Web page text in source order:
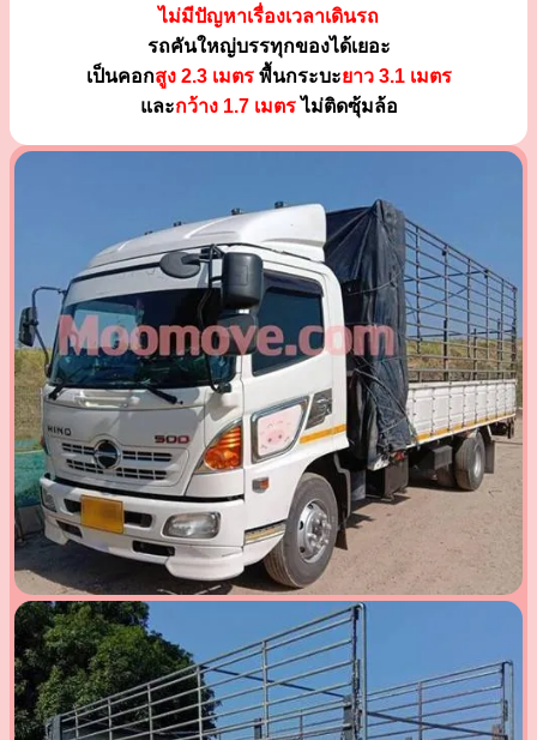
ไม่มีปัญหาเรื่องเวลาเดินรถ
รถคันใหญ่บรรทุกของได้เยอะ
เป็นคอกสูง 2.3 เมตรพื้นกระบะยาว 3.1 เมตร
และกว้าง 1.7 เมตรไม่ติดซุ้มล้อ